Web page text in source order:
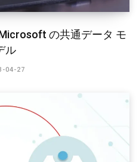
の共通データ モ
ル
04-27